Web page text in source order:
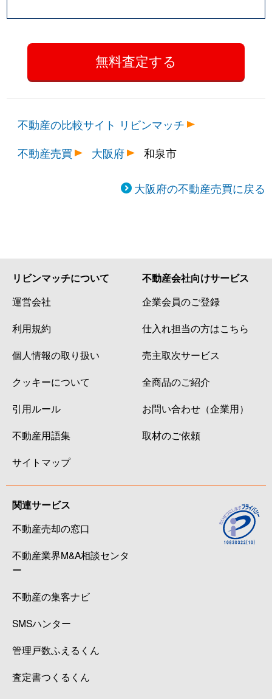
不動産の比較サイト リビンマッチ
不動産売買
大阪府 和泉市
大阪府の不動産売買に戻る
リビンマッチについて
運営会社
利用規約
個人情報の取り扱い
クッキーについて
引用ルール
不動産用語集
サイトマップ
不動産会社向けサービス
企業会員のご登録
仕入れ担当の方はこちら
売主取次サービス
全商品のご紹介
お問い合わせ（企業用）
取材のご依頼
関連サービス
不動産売却の窓口
不動産業界M&A相談センタ
ー
不動産の集客ナビ
SMSハンター
管理戸数ふえるくん
査定書つくるくん